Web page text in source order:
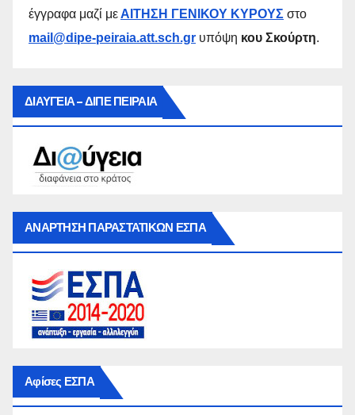
έγγραφα μαζί μεΑΙΤΗΣΗ ΓΕΝΙΚΟΥ ΚΥΡΟΥΣ στο
mail@dipe-peiraia.att.sch.gr υπόψη κου Σκούρτη.
ΔΙΑΥΓΕΙΑ – ΔΙΠΕ ΠΕΙΡΑΙΑ
ΑΝΑΡΤΗΣΗ ΠΑΡΑΣΤΑΤΙΚΩΝ ΕΣΠΑ
Αφίσες ΕΣΠΑ